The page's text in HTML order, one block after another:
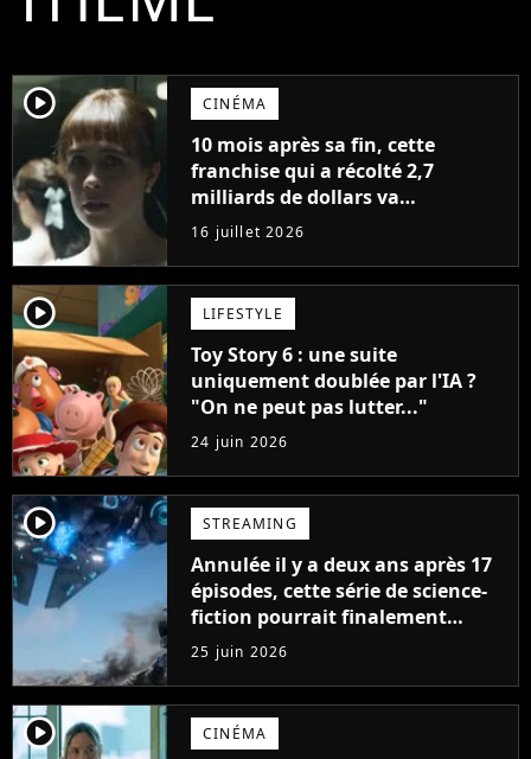
player2 CINÉMA
10 mois après sa fin, cette
franchise qui a récolté 2,7
milliards de dollars va
finalement revenir en 2027 avec
un nouveau film... sans ses
acteurs
16 juillet 2026
player2 LIFESTYLE
Toy Story 6 : une suite
uniquement doublée par l'IA ?
"On ne peut pas lutter..."
24 juin 2026
player2 STREAMING
Annulée il y a deux ans après 17
épisodes, cette série de science-
fiction pourrait finalement
revenir
25 juin 2026
player2 CINÉMA